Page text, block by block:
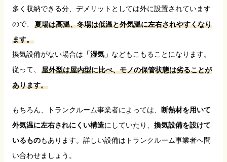
多く収納できる分、デメリットとしては外に設置されています
ので、
夏場は高温、冬場は低温と外気温に左右されやすくなり
ます。
換気設備がない場合は 「湿気」 などもこもることになります。
従って、
屋外型は屋内型に比べ、モノの保管状態は劣ることが
あります。
もちろん、トランクルーム事業者によっては、
断熱材を用いて
外気温に左右されにくい構造にしていたり、 換気設備を設けて
いるものもあります。詳しい設備はトランクルーム事業者へ問
い合わせましょう。